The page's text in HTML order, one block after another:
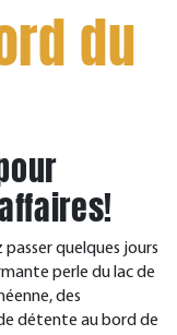
du
quelques jours
perle du lac de
des
détente au bord de